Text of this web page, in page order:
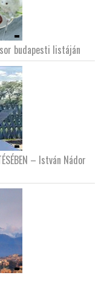
budapesti listáján
– István Nádor